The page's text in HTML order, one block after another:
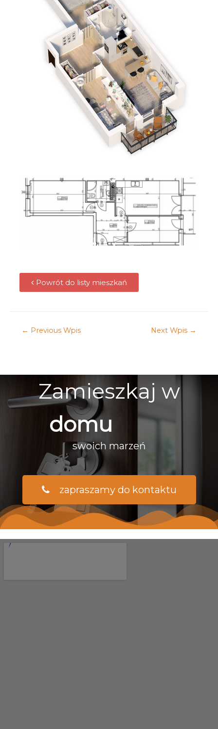
Powrót do listy mieszkań
← Previous Wpis Next Wpis →
Zamieszkaj w
domu
swoich marzeń
zapraszamy do kontaktu